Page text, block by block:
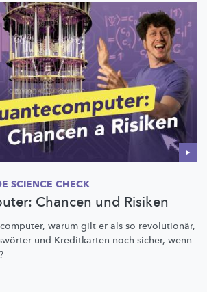
SCIENCE CHECK
Chancen und Risiken
warum gilt er als so revolutionär,
und Kreditkarten noch sicher, wenn